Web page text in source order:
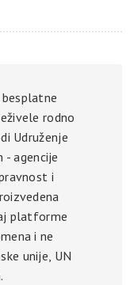
rodno
Udruženje
- agencije
i
platforme
i ne
unije, UN